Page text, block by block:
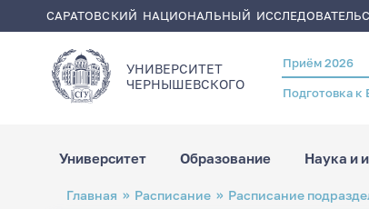
САРАТОВСКИЙ НАЦИОНАЛЬНЫЙ
УНИВЕРСИТЕТ
ЧЕРНЫШЕВСКОГO
Header
menu
Приём 2026
Подготовка к
Университет Образование Наука и
Строка
навигации
Главная Расписание Расписание